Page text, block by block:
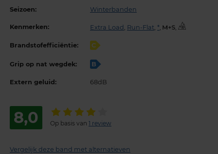
Seizoen: Winterbanden
Kenmerken: Extra Load , Run-Flat, *, ,
Brandstofefficiëntie: C
Grip op nat wegdek: B
Extern geluid: 68dB
8,0 Op basis van 1 review
Vergelijk deze band met alternatieven